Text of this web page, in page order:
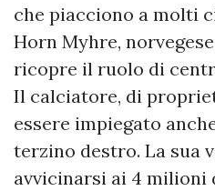
che piacciono a molti
Horn Myhre,
ricopre il ruolo di
Il calciatore, di
essere impiegato
terzino destro. La sua
avvicinarsi ai 4 milioni